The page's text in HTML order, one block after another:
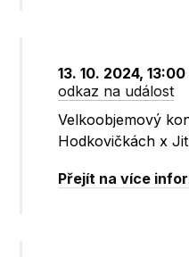
13. 10. 2024,
odkaz na událost
Velkoobjemový
Hodkovičkách x
Přejít na více